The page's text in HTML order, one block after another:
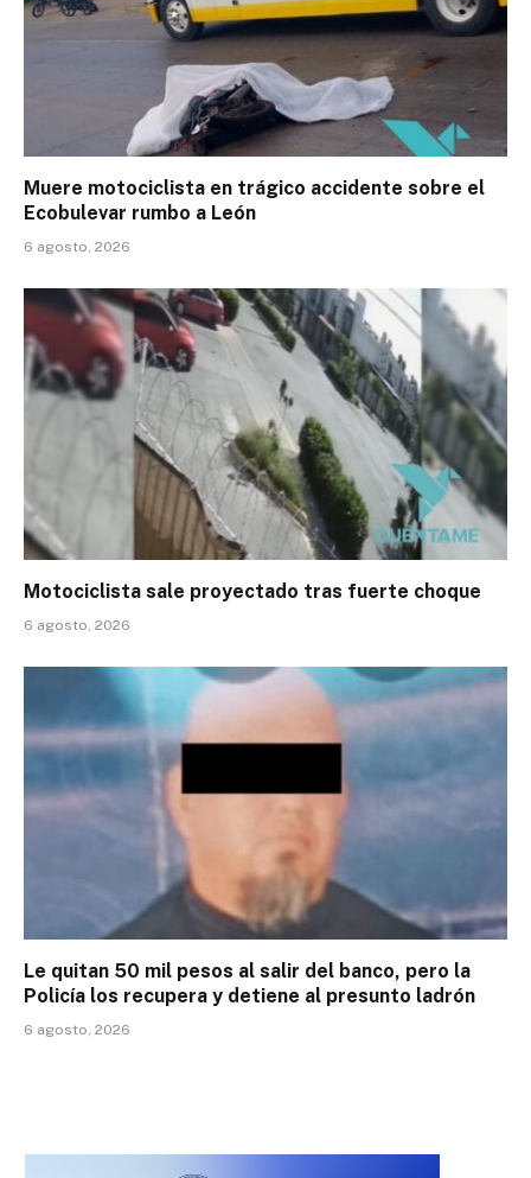
Muere motociclista en trágico accidente sobre el
Ecobulevar rumbo a León
6 agosto, 2026
Motociclista sale proyectado tras fuerte choque
6 agosto, 2026
Le quitan 50 mil pesos al salir del banco, pero la
Policía los recupera y detiene al presunto ladrón
6 agosto, 2026